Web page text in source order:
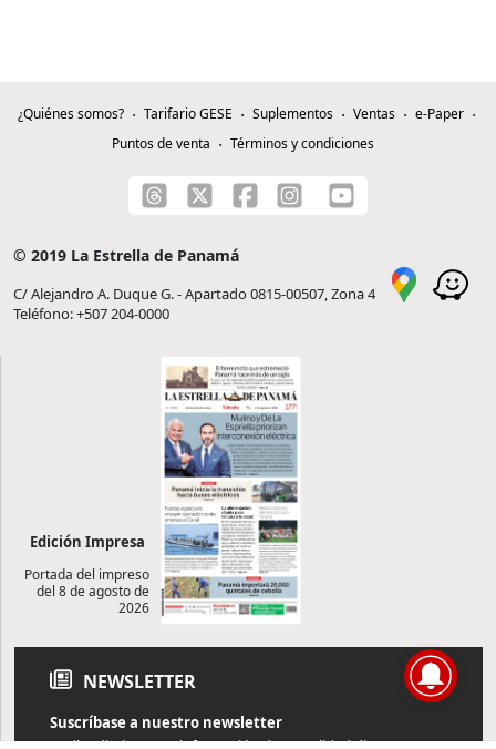
¿Quiénes somos? Tarifario GESE Suplementos Ventas
e-Paper
Puntos de venta
Términos y condiciones
© 2019 La Estrella de Panamá
C/ Alejandro A. Duque G. - Apartado 0815-00507, Zona 4
Teléfono: +507 204-0000
Edición Impresa
Portada del impreso
del 8 de agosto de
2026
NEWSLETTER
Suscríbase a nuestro newsletter